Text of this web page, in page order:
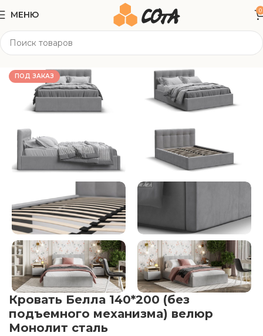
МЕНЮ 0
Мягкая мебель
ПОД ЗАКАЗ
Кровать Белла 140*200 (без
подъемного механизма) велюр
Монолит сталь